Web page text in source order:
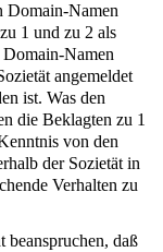
Domain-Namen
1 und zu 2 als
Domain-Namen
angemeldet
ist. Was den
die Beklagten zu 1
von den
der Sozietät in
Verhalten zu
beanspruchen, daß